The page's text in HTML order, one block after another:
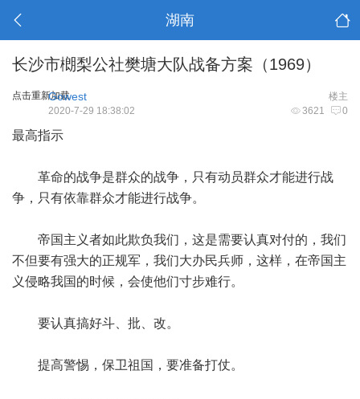
湖南
长沙市樃梨公社樊塘大队战备方案（1969）
点击重新加载 楼主
Gowest
3621 0
2020-7-29 18:38:02
最高指示
革命的战争是群众的战争，只有动员群众才能进行战
争，只有依靠群众才能进行战争。
帝国主义者如此欺负我们，这是需要认真对付的，我们
不但要有强大的正规军，我们大办民兵师，这样，在帝国主
义侵略我国的时候，会使他们寸步难行。
要认真搞好斗、批、改。
提高警惕，保卫祖国，要准备打仗。